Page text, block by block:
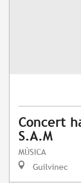
Concert
S.A.M
MÚSICA
Guilvinec